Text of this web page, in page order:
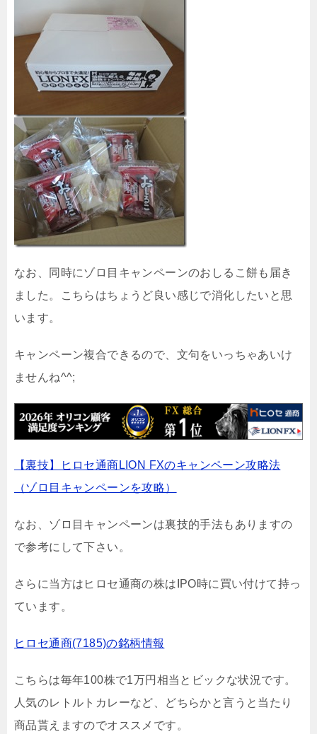
なお、同時にゾロ目キャンペーンのおしるこ餅も届き
ました。こちらはちょうど良い感じで消化したいと思
います。
キャンペーン複合できるので、文句をいっちゃあいけ
ませんね^^;
【裏技】ヒロセ通商LION FXのキャンペーン攻略法
（ゾロ目キャンペーンを攻略）
なお、ゾロ目キャンペーンは裏技的手法もありますの
で参考にして下さい。
さらに当方はヒロセ通商の株はIPO時に買い付けて持っ
ています。
ヒロセ通商(7185)の銘柄情報
こちらは毎年100株で1万円相当とビックな状況です。
人気のレトルトカレーなど、どちらかと言うと当たり
商品貰えますのでオススメです。